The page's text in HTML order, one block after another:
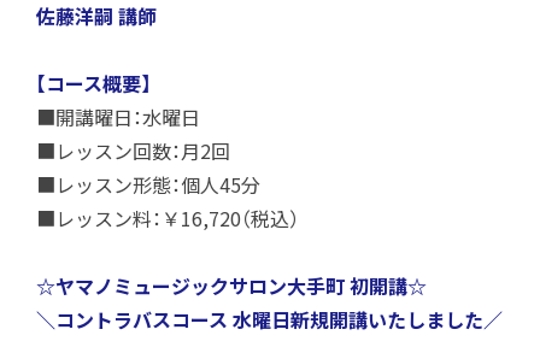
佐藤洋嗣 講師
【コース概要】
■開講曜日：水曜日
■レッスン回数：月2回
■レッスン形態：個人45分
■レッスン料：￥16,720（税込）
☆ヤマノミュージックサロン大手町 初開講☆
＼コントラバスコース 水曜日新規開講いたしました／